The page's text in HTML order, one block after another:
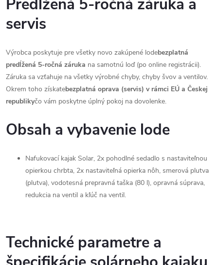
Predĺžená 5-ročná záruka a
servis
Výrobca poskytuje pre všetky novo zakúpené lodebezplatná
predĺžená 5-ročná záruka na samotnú loď (po online registrácii).
Záruka sa vzťahuje na všetky výrobné chyby, chyby švov a ventilov.
Okrem toho získatebezplatná oprava (servis) v rámci EÚ a Českej
republikyčo vám poskytne úplný pokoj na dovolenke.
Obsah a vybavenie lode
Nafukovací kajak Solar, 2x pohodlné sedadlo s nastaviteľnou
opierkou chrbta, 2x nastaviteľná opierka nôh, smerová plutva
(plutva), vodotesná prepravná taška (80 l), opravná súprava,
redukcia na ventil a kľúč na ventil.
Technické parametre a